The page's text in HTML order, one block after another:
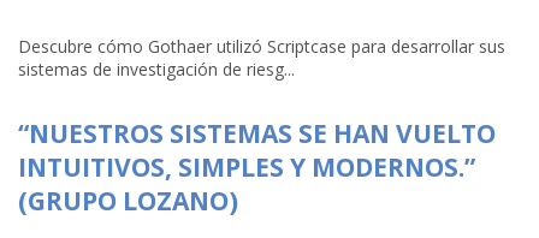
Descubre cómo Gothaer utilizó Scriptcase para desarrollar sus
sistemas de investigación de riesg...
“NUESTROS SISTEMAS SE HAN VUELTO
INTUITIVOS, SIMPLES Y MODERNOS.”
(GRUPO LOZANO)